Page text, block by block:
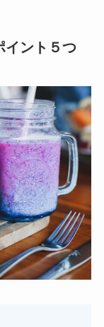
イント５つ